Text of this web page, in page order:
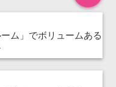
ム」でボリュームある